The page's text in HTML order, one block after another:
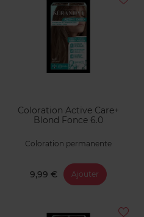
Coloration Active Care+
Blond Fonce 6.0
Coloration permanente
9,99 € Ajouter